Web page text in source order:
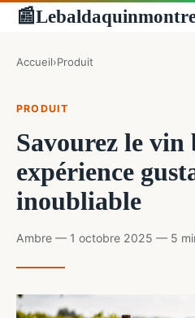
📰
Accueil›Produit
PRODUIT
Savourez le vin
expérience
inoubliable
Ambre — 1 octobre 2025 — 5